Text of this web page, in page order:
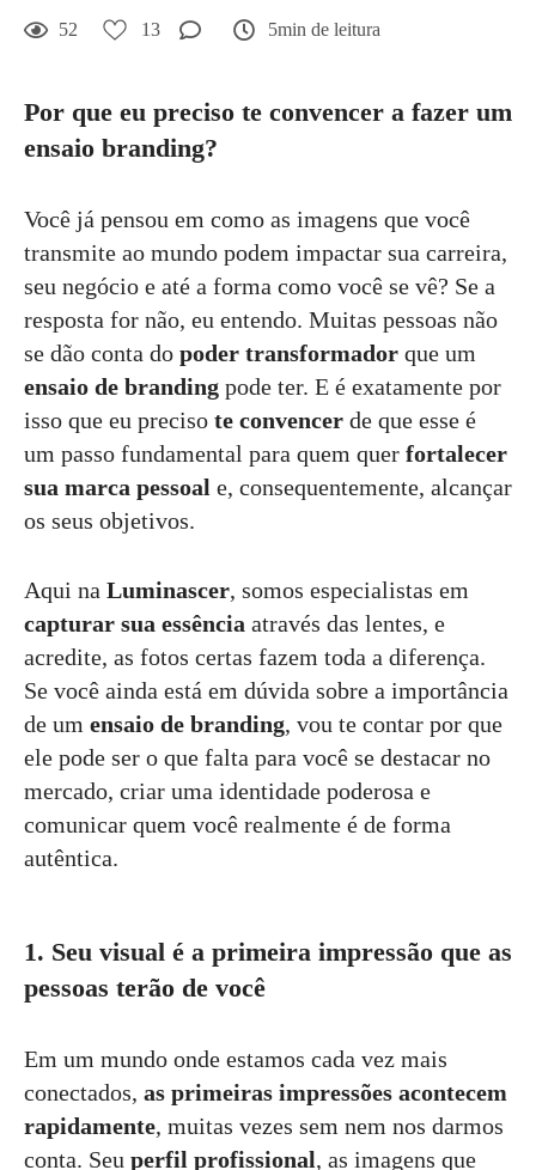
52 13 5min de leitura
Por que eu preciso te convencer a fazer um
ensaio branding?
Você já pensou em como as imagens que você
transmite ao mundo podem impactar sua carreira,
seu negócio e até a forma como você se vê? Se a
resposta for não, eu entendo. Muitas pessoas não
se dão conta do poder transformador que um
ensaio de branding pode ter. E é exatamente por
isso que eu preciso te convencer de que esse é
um passo fundamental para quem quer fortalecer
sua marca pessoal e, consequentemente, alcançar
os seus objetivos.
Aqui na Luminascer, somos especialistas em
capturar sua essência através das lentes, e
acredite, as fotos certas fazem toda a diferença.
Se você ainda está em dúvida sobre a importância
de um ensaio de branding, vou te contar por que
ele pode ser o que falta para você se destacar no
mercado, criar uma identidade poderosa e
comunicar quem você realmente é de forma
autêntica.
1. Seu visual é a primeira impressão que as
pessoas terão de você
Em um mundo onde estamos cada vez mais
conectados, as primeiras impressões acontecem
rapidamente, muitas vezes sem nem nos darmos
conta. Seu perfil profissional, as imagens que